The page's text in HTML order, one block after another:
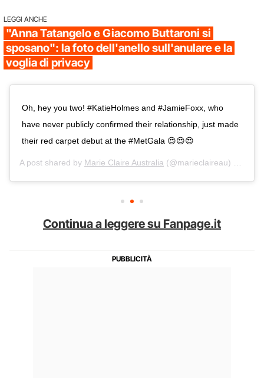
LEGGI ANCHE
"Anna Tatangelo e Giacomo Buttaroni si
sposano": la foto dell'anello sull'anulare e la
voglia di privacy
Oh, hey you two! #KatieHolmes and #JamieFoxx, who
have never publicly confirmed their relationship, just made
their red carpet debut at the #MetGala 😍😍😍
A post shared by Marie Claire Australia (@marieclaireau) on
Continua a leggere su Fanpage.it